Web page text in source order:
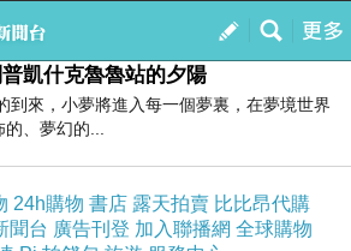
我的
訂閱
普凱什克魯魯站的夕陽
到來，小夢將進入每一個夢裏，在夢境世界
、夢幻的...
24h購物 書店 露天拍賣 比比昂代購
聞台 廣告刊登 加入聯播網 全球購物